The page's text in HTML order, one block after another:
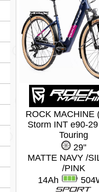
ROCK MACHINE
Storm INT e90-
Touring
29"
MATTE NAVY /
/PINK
14Ah